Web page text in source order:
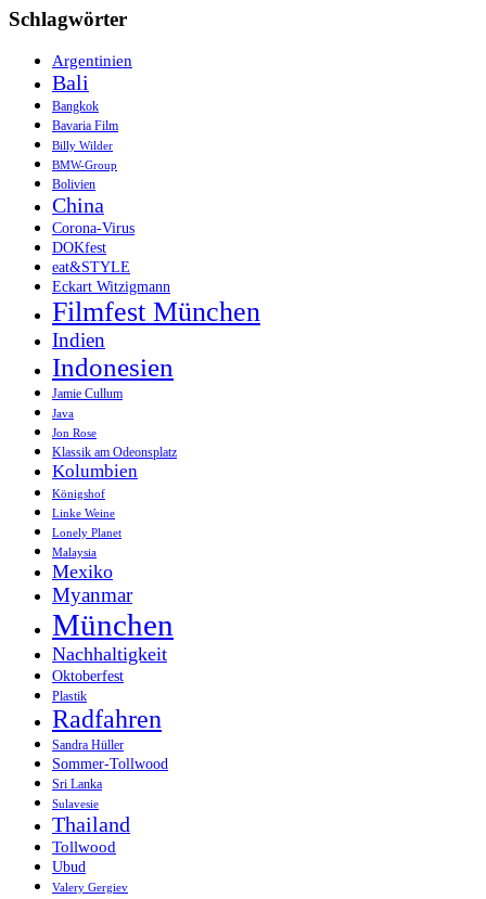
Schlagwörter
Argentinien
Bali
Bangkok
Bavaria Film
Billy Wilder
BMW-Group
Bolivien
China
Corona-Virus
DOKfest
eat&STYLE
Eckart Witzigmann
Filmfest München
Indien
Indonesien
Jamie Cullum
Java
Jon Rose
Klassik am Odeonsplatz
Kolumbien
Königshof
Linke Weine
Lonely Planet
Malaysia
Mexiko
Myanmar
München
Nachhaltigkeit
Oktoberfest
Plastik
Radfahren
Sandra Hüller
Sommer-Tollwood
Sri Lanka
Sulavesie
Thailand
Tollwood
Ubud
Valery Gergiev